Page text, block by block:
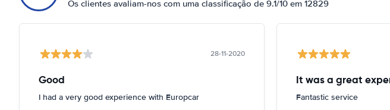
Os clientes avaliam-nos com uma classificação de 9.1/10 em 12829
28-11-2020
Good
I had a very good experience with Europcar Fantastic service